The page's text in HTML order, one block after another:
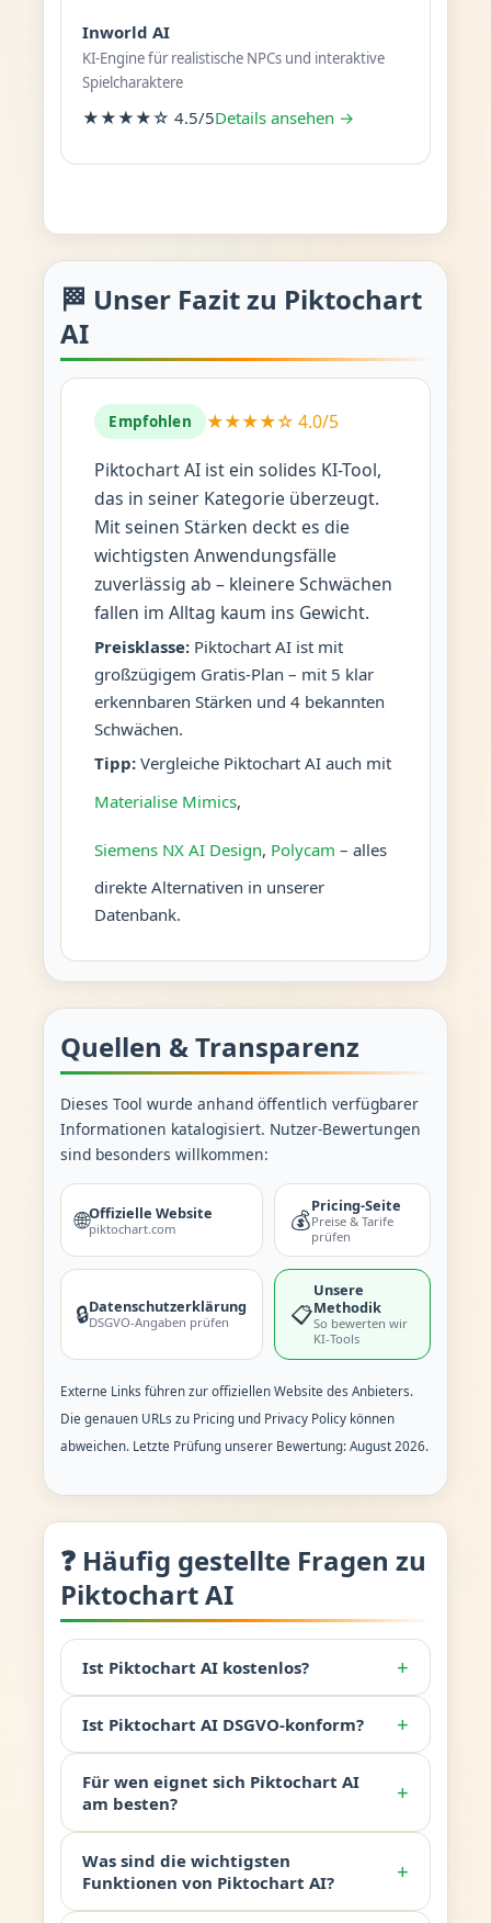
Inworld AI
KI-Engine für realistische NPCs und interaktive
Spielcharaktere
★★★★☆ 4.5/5Details ansehen →
🏁 Unser Fazit zu Piktochart
AI
Empfohlen ★★★★☆ 4.0/5
Piktochart AI ist ein solides KI-Tool,
das in seiner Kategorie überzeugt.
Mit seinen Stärken deckt es die
wichtigsten Anwendungsfälle
zuverlässig ab – kleinere Schwächen
fallen im Alltag kaum ins Gewicht.
Preisklasse:Piktochart AI ist mit
großzügigem Gratis-Plan – mit 5 klar
erkennbaren Stärken und 4 bekannten
Schwächen.
Tipp:Vergleiche Piktochart AI auch mit
Materialise Mimics,
Siemens NX AI Design, Polycam – alles
direkte Alternativen in unserer
Datenbank.
Quellen & Transparenz
Dieses Tool wurde anhand öffentlich verfügbarer
Informationen katalogisiert. Nutzer-Bewertungen
sind besonders willkommen:
🌐Offizielle Website
piktochart.com 💰
Pricing-Seite
Preise & Tarife
prüfen
🔒Datenschutzerklärung
DSGVO-Angaben prüfen 📋
Unsere
Methodik
So bewerten wir
KI-Tools
Externe Links führen zur offiziellen Website des Anbieters.
Die genauen URLs zu Pricing und Privacy Policy können
abweichen. Letzte Prüfung unserer Bewertung: August 2026.
❓ Häufig gestellte Fragen zu
Piktochart AI
Ist Piktochart AI kostenlos? +
Ist Piktochart AI DSGVO-konform? +
Für wen eignet sich Piktochart AI
am besten?
+
Was sind die wichtigsten
Funktionen von Piktochart AI?
+